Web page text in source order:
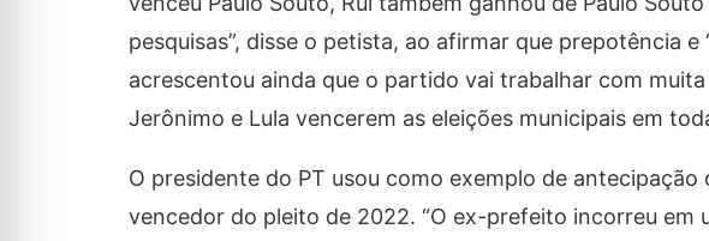
pesquisas”, disse o petista, ao afirmar que prepotência
acrescentou ainda que o partido vai trabalhar com
Jerônimo e Lula vencerem as eleições municipais em
O presidente do PT usou como exemplo de
vencedor do pleito de 2022. “O ex-prefeito incorreu